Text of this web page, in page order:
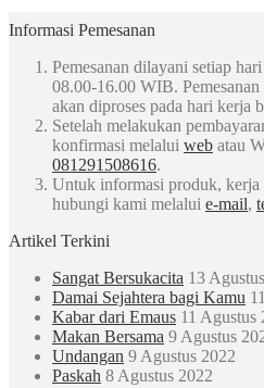
Informasi Pemesanan
Pemesanan dilayani setiap
08.00-16.00 WIB.
akan diproses pada hari kerja
Setelah melakukan
konfirmasi melalui web atau
081291508616.
Untuk informasi produk, kerja
hubungi kami melalui e-mail,
Artikel Terkini
Sangat Bersukacita 13
Damai Sejahtera bagi Kamu
Kabar dari Emaus 11 Agustus
Makan Bersama 9 Agustus
Undangan 9 Agustus 2022
Paskah 8 Agustus 2022